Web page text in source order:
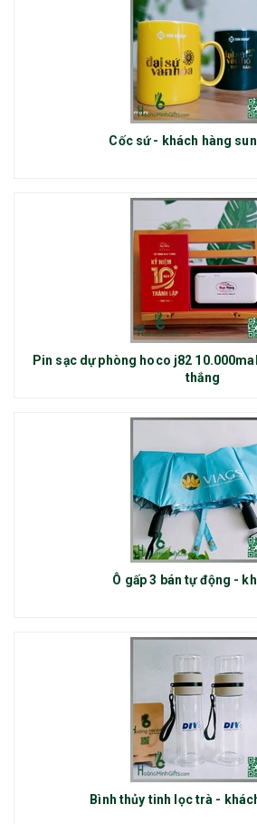
Cốc sứ - khách hàng
Pin sạc dự phòng hoco j82
thắng
Ô gấp 3 bán tự động -
Bình thủy tinh lọc trà -